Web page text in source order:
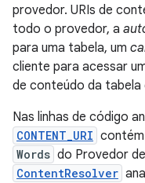
provedor. URIs de
todo o provedor, a
para uma tabela, um
cliente para acessar
de conteúdo da tabela
Nas linhas de código
CONTENT_URI
Words do Provedor
ContentResolver